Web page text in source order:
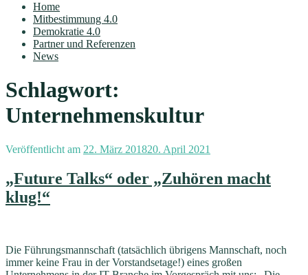
Home
Mitbestimmung 4.0
Demokratie 4.0
Partner und Referenzen
News
Schlagwort:
Unternehmenskultur
Veröffentlicht am 22. März 201820. April 2021
„Future Talks“ oder „Zuhören macht
klug!“
Die Führungsmannschaft (tatsächlich übrigens Mannschaft, noch
immer keine Frau in der Vorstandsetage!) eines großen